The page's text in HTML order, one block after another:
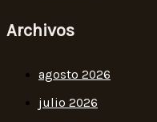
Archivos
agosto 2026
julio 2026